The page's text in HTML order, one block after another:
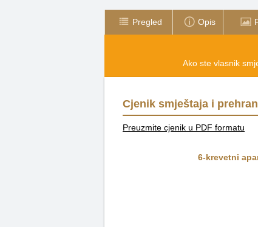
Pregled Opis
Ako ste vlasnik
Cjenik smještaja i
Preuzmite cjenik u PDF formatu
6-krevetni